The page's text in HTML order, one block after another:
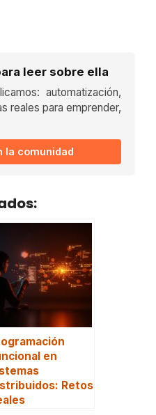
leer sobre ella
automatización,
reales para emprender,
la comunidad
en
Retos